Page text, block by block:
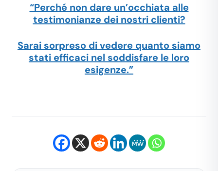
“Perché non dare un’occhiata alle
testimonianze dei nostri clienti?
Sarai sorpreso di vedere quanto siamo
stati efficaci nel soddisfare le loro
esigenze.”